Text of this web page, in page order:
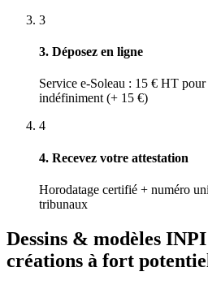
3
3. Déposez en ligne
Service e-Soleau : 15 € HT
indéfiniment (+ 15 €)
4
4. Recevez votre attestation
Horodatage certifié + numéro
tribunaux
Dessins & modèles
créations à fort